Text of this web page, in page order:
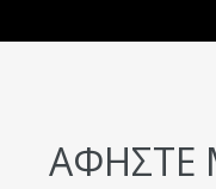
ΑΦΉΣΤΕ